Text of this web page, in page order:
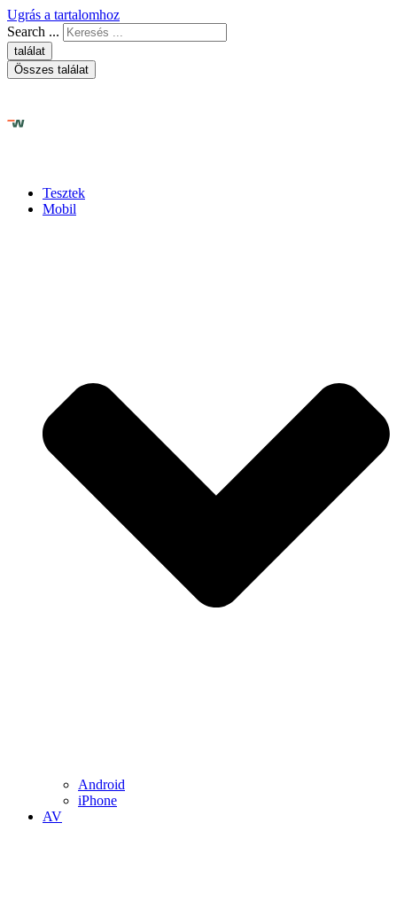
Ugrás a tartalomhoz
Search ...
találat
Összes találat
Tesztek
Mobil
Android
iPhone
AV